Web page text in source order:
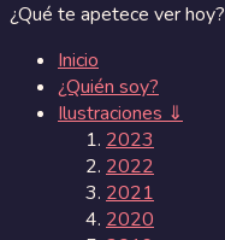
¿Qué te apetece ver hoy?
Inicio
¿Quién soy?
Ilustraciones ⇓
2023
2022
2021
2020